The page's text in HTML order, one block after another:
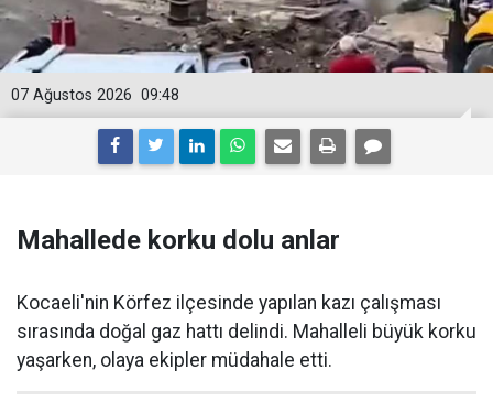
09:48
07 Ağustos 2026
Mahallede korku dolu anlar
Kocaeli'nin Körfez ilçesinde yapılan kazı çalışması
sırasında doğal gaz hattı delindi. Mahalleli büyük korku
yaşarken, olaya ekipler müdahale etti.